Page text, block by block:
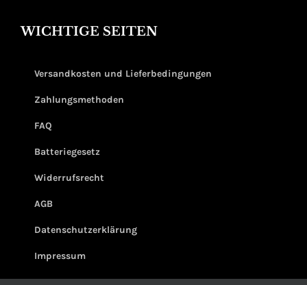
WICHTIGE SEITEN
Versandkosten und Lieferbedingungen
Zahlungsmethoden
FAQ
Batteriegesetz
Widerrufsrecht
AGB
Datenschutzerklärung
Impressum